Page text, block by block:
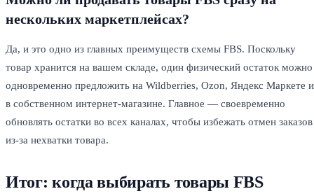
нескольких маркетплейсах?
Да, и это одно из главных преимуществ схемы FBS. Поскольку
товар хранится на вашем складе, один физический остаток можно
одновременно предложить на Wildberries, Ozon, Яндекс Маркете и
в собственном интернет-магазине. Главное — своевременно
обновлять остатки во всех каналах, чтобы избежать отмен заказов
из-за нехватки товара.
Итог: когда выбирать товары FBS